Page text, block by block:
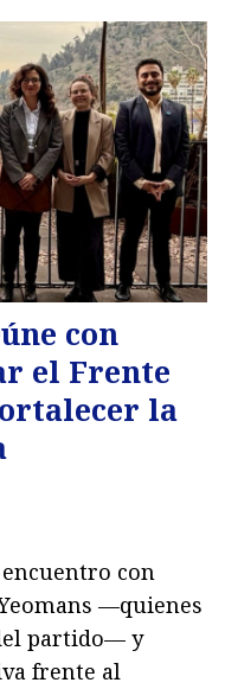
con
el Frente
la
con
—quienes
partido— y
frente al